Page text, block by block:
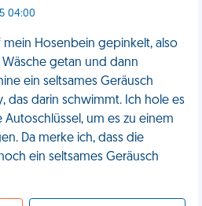
04:00
mein Hosenbein gepinkelt, also
getan und dann
ein seltsames Geräusch
das darin schwimmt. Ich hole es
um es zu einem
Da merke ich, dass die
ein seltsames Geräusch